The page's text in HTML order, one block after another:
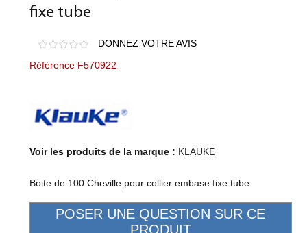
fixe tube
DONNEZ VOTRE AVIS
Référence F570922
Voir les produits de la marque : KLAUKE
Boite de 100 Cheville pour collier embase fixe tube